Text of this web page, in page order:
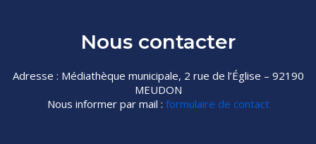
Nous contacter
Adresse : Médiathèque municipale, 2 rue de l’Église – 92190
MEUDON
Nous informer par mail : formulaire de contact